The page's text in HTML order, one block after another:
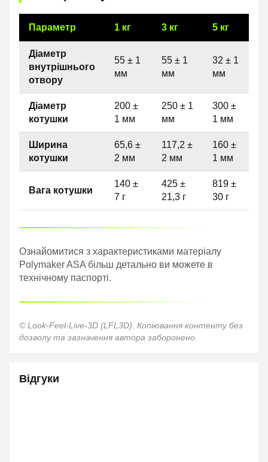
Параметр 1 кг 3 кг 5 кг
Діаметр
внутрішнього
отвору
55 ± 1
мм
55 ± 1
мм
32 ± 1
мм
Діаметр
котушки
200 ±
1 мм
250 ± 1
мм
300 ±
1 мм
Ширина
котушки
65,6 ±
2 мм
117,2 ±
2 мм
160 ±
1 мм
Вага котушки
140 ±
7 г
425 ±
21,3 г
819 ±
30 г
Ознайомитися з характеристиками матеріалу
Polymaker ASA більш детально ви можете в
технічному паспорті.
© Look-Feel-Live-3D (LFL3D). Копіювання контенту без
дозволу та зазначення автора заборонено.
Відгуки